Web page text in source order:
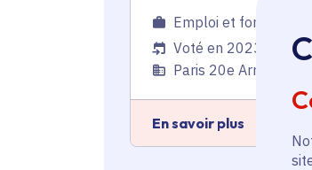
pour la
commerce
Emploi et formation
Voté en 2023
Paris 20e
En savoir plus